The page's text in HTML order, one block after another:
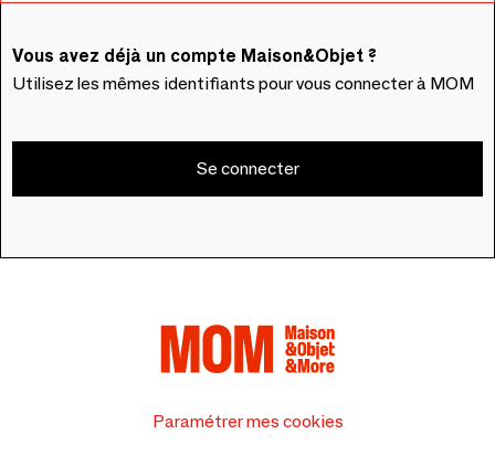
Vous avez déjà un compte Maison&Objet ?
Utilisez les mêmes identifiants pour vous connecter à MOM
Se connecter
Paramétrer mes cookies